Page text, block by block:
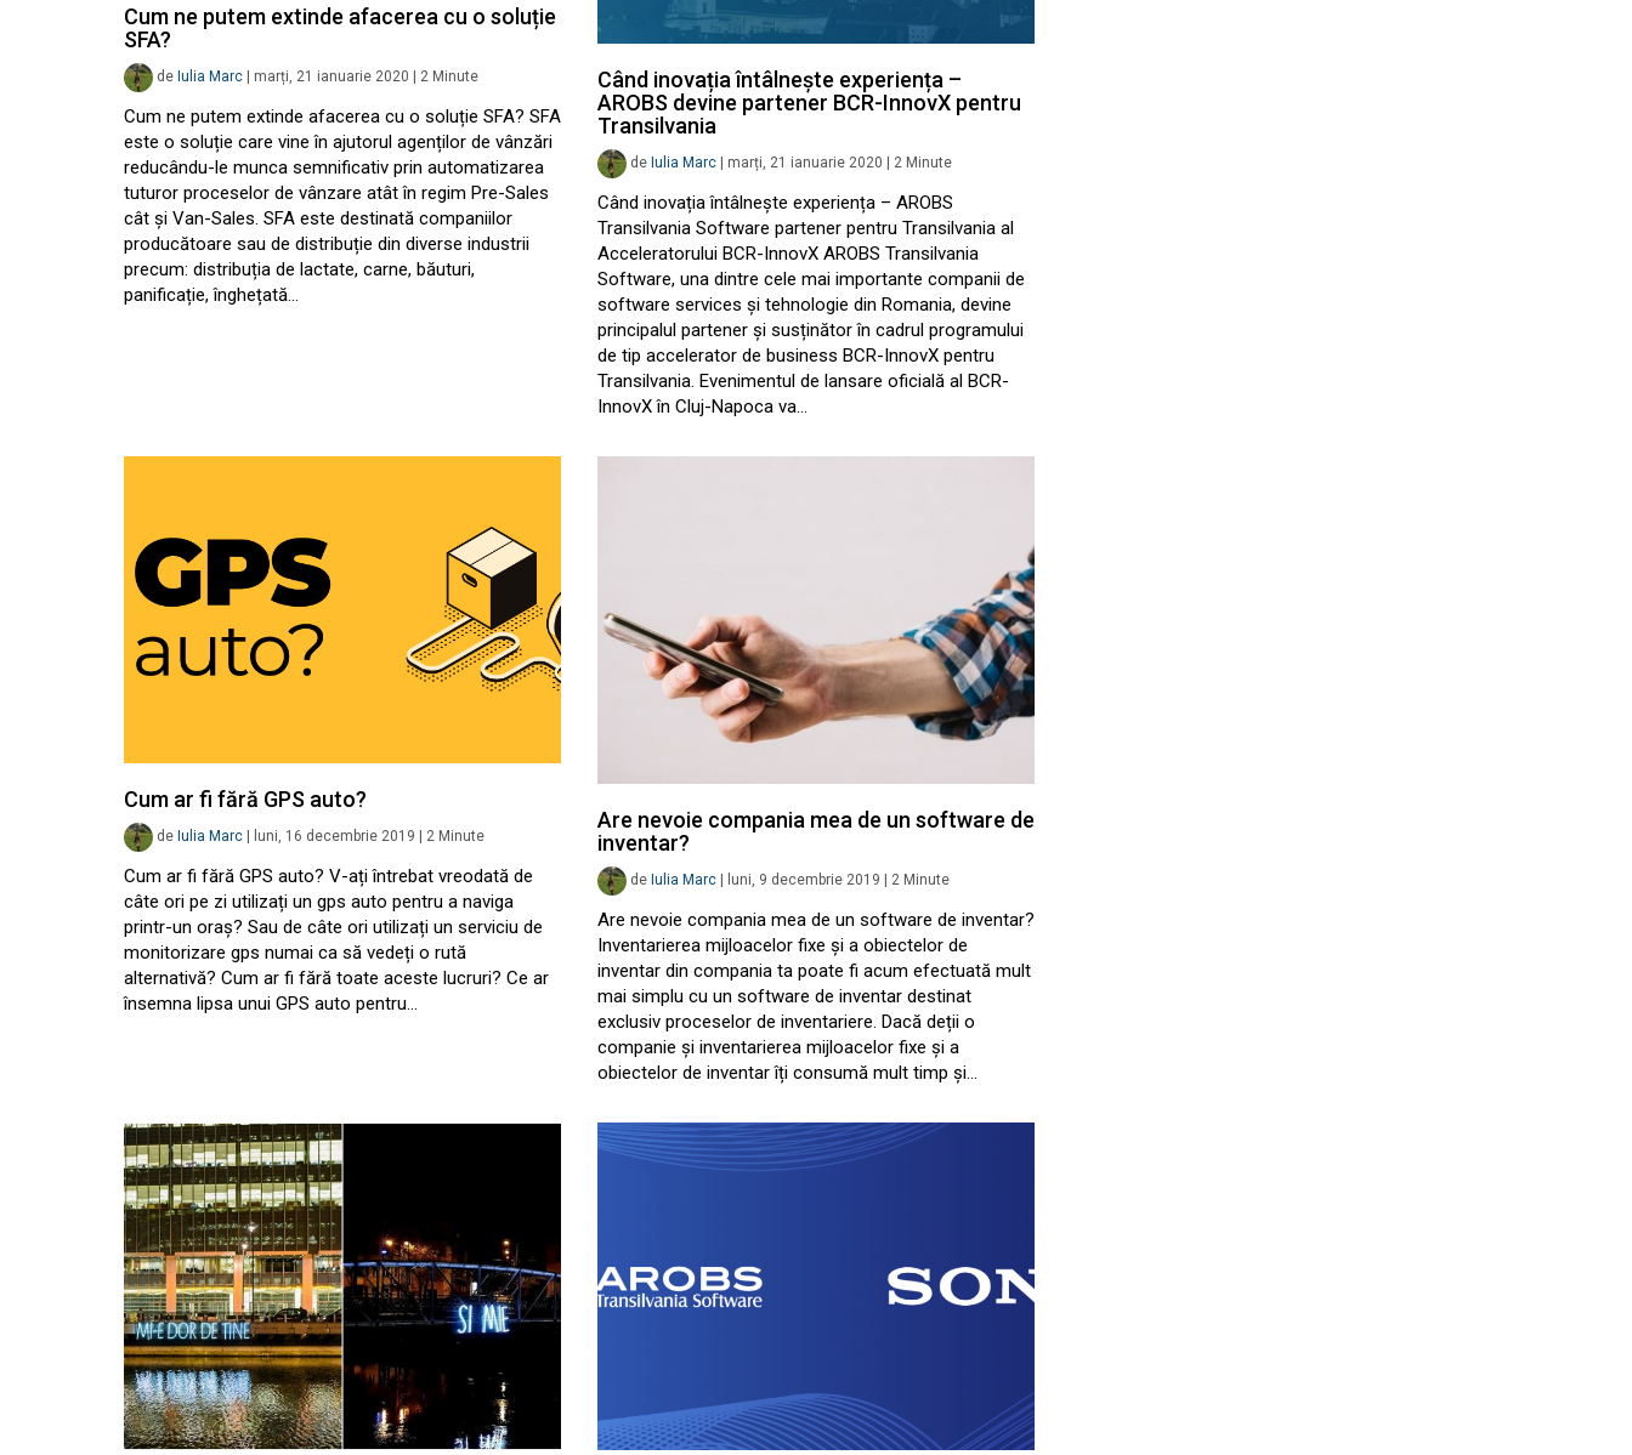
Cum ne putem extinde afacerea cu o soluție
SFA?
de Iulia Marc marți, 21 ianuarie 2020 2 Minute
Cum ne putem extinde afacerea cu o soluție SFA? SFA
este o soluție care vine în ajutorul agenților de vânzări
reducându-le munca semnificativ prin automatizarea
tuturor proceselor de vânzare atât în regim Pre-Sales
cât și Van-Sales. SFA este destinată companiilor
producătoare sau de distribuție din diverse industrii
precum: distribuția de lactate, carne, băuturi,
panificație, înghețată…
Când inovația întâlnește experiența –
AROBS devine partener BCR-InnovX pentru
Transilvania
de Iulia Marc marți, 21 ianuarie 2020 2 Minute
Când inovația întâlnește experiența – AROBS
Transilvania Software partener pentru Transilvania al
Acceleratorului BCR-InnovX AROBS Transilvania
Software, una dintre cele mai importante companii de
software services și tehnologie din Romania, devine
principalul partener și susținător în cadrul programului
de tip accelerator de business BCR-InnovX pentru
Transilvania. Evenimentul de lansare oficială al BCR-
InnovX în Cluj-Napoca va…
Cum ar fi fără GPS auto?
de Iulia Marc luni, 16 decembrie 2019 2 Minute
Cum ar fi fără GPS auto? V-ați întrebat vreodată de
câte ori pe zi utilizați un gps auto pentru a naviga
printr-un oraș? Sau de câte ori utilizați un serviciu de
monitorizare gps numai ca să vedeți o rută
alternativă? Cum ar fi fără toate aceste lucruri? Ce ar
însemna lipsa unui GPS auto pentru…
Are nevoie compania mea de un software de
inventar?
de Iulia Marc luni, 9 decembrie 2019 2 Minute
Are nevoie compania mea de un software de inventar?
Inventarierea mijloacelor fixe și a obiectelor de
inventar din compania ta poate fi acum efectuată mult
mai simplu cu un software de inventar destinat
exclusiv proceselor de inventariere. Dacă deții o
companie și inventarierea mijloacelor fixe și a
obiectelor de inventar îți consumă mult timp și…